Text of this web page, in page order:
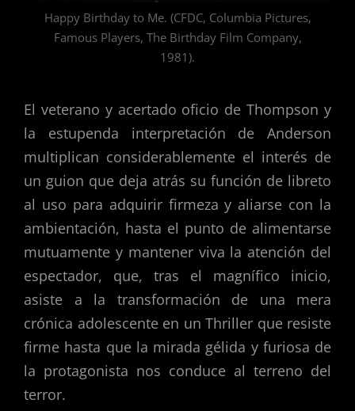
Happy Birthday to Me. (CFDC, Columbia Pictures,
Famous Players, The Birthday Film Company,
1981).
El veterano y acertado oficio de Thompson y
la estupenda interpretación de Anderson
multiplican considerablemente el interés de
un guion que deja atrás su función de libreto
al uso para adquirir firmeza y aliarse con la
ambientación, hasta el punto de alimentarse
mutuamente y mantener viva la atención del
espectador, que, tras el magnífico inicio,
asiste a la transformación de una mera
crónica adolescente en un Thriller que resiste
firme hasta que la mirada gélida y furiosa de
la protagonista nos conduce al terreno del
terror.